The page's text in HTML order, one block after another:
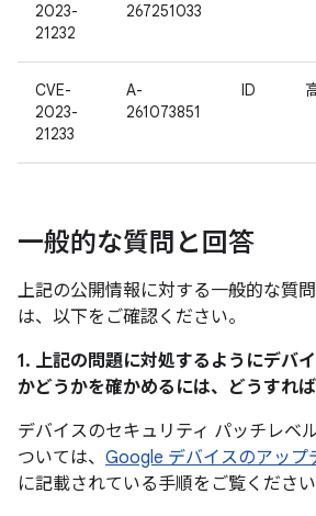
2023-
21232
267251033
CVE-
2023-
21233
A-
261073851
ID
一般的な質問と回答
上記の公開情報に対する一般的な質
は、以下をご確認ください。
1. 上記の問題に対処するようにデバ
かどうかを確かめるには、どうすれ
デバイスのセキュリティ パッチレベ
ついては、 Google デバイスのアップ
に記載されている手順をご覧ください